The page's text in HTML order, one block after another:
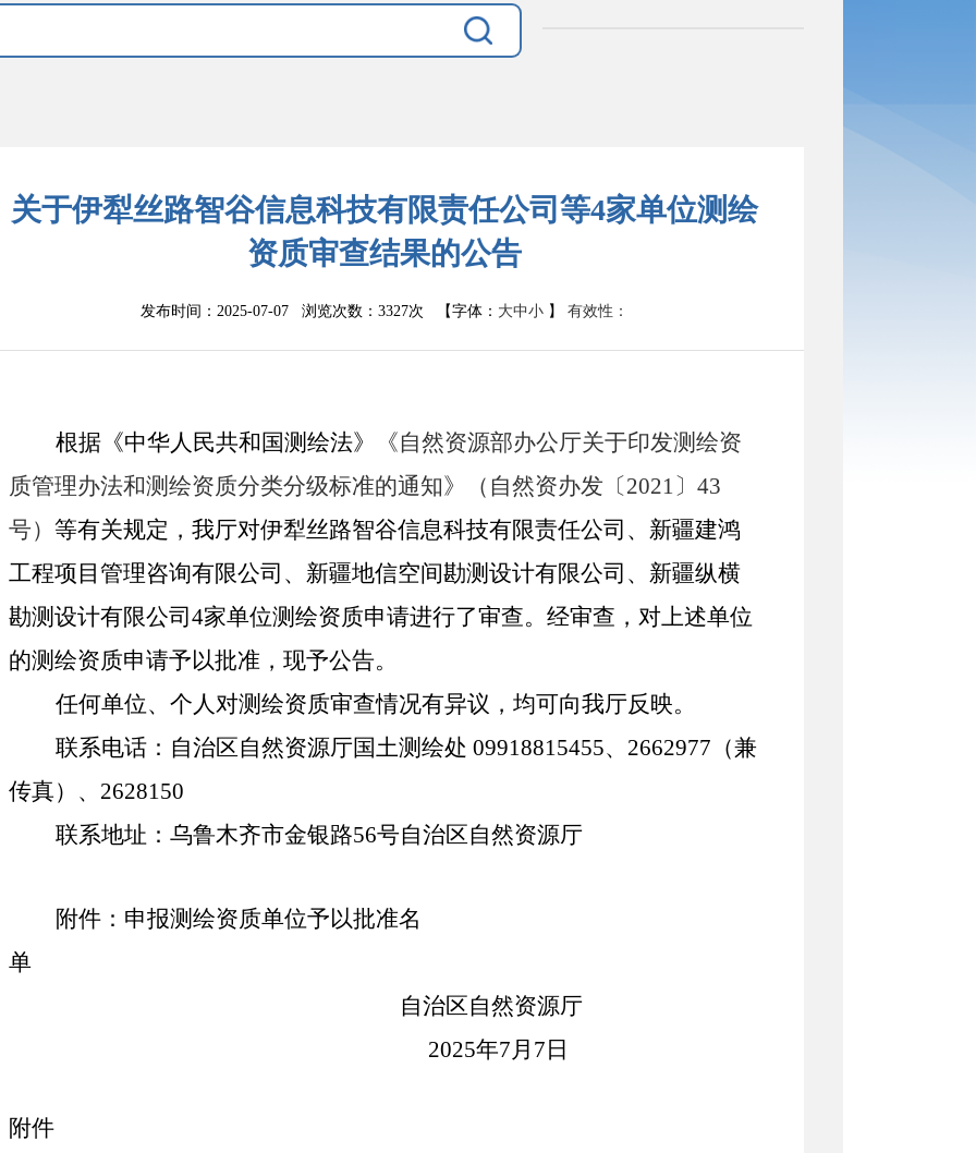
关于伊犁丝路智谷信息科技有限责任公司等4家单位测绘
资质审查结果的公告
发布时间：2025-07-07 浏览次数： 3327次 【字体： 大中小 】 有效性：
根据《中华人民共和国测绘法》
《自然资源部办公厅关于印发测绘资
质管理办法和测绘资质分类分级标准的通知》（自然资办发 〔2021〕 43
号） 等有关规定， 我厅对伊犁丝路智谷信息科技有限责任公司、新疆建鸿
工程项目管理咨询有限公司、新疆地信空间勘测设计有限公司、新疆纵横
勘测设计有限公司 4家单位测绘资质申请进行了审查。经审查，对上述单位
的测绘资质申请予以批准，现予公告。
任何单位、个人对测绘资质审查情况有异议，均可向我厅反映。
联系电话：自治区自然资源厅国土测绘处 09918815455、2662977（兼
传真）、2628150
联系地址：乌鲁木齐市金银路56号自治区自然资源厅
附件： 申报测绘资质单位予以批准名
单
自治区自然资源厅
2025年7月 7 日
附件